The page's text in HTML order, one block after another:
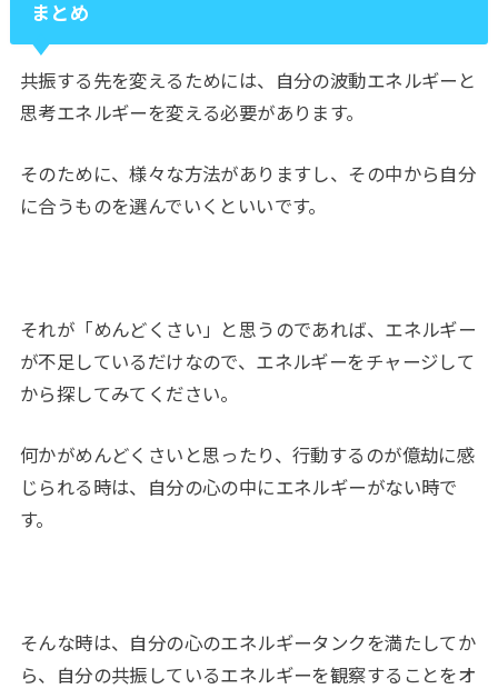
まとめ
共振する先を変えるためには、自分の波動エネルギーと
思考エネルギーを変える必要があります。
そのために、様々な方法がありますし、その中から自分
に合うものを選んでいくといいです。
それが「めんどくさい」と思うのであれば、エネルギー
が不足しているだけなので、エネルギーをチャージして
から探してみてください。
何かがめんどくさいと思ったり、行動するのが億劫に感
じられる時は、自分の心の中にエネルギーがない時で
す。
そんな時は、自分の心のエネルギータンクを満たしてか
ら、自分の共振しているエネルギーを観察することをオ